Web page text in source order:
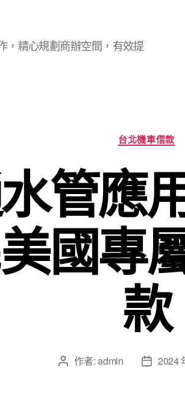
，精心規劃商辦空間，有效提
分
類
台北機車借款
管應
國專
款
文 作者:admin
文 2024